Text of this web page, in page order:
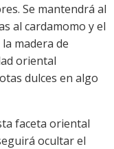
Se mantendrá al
al cardamomo y el
madera de
oriental
dulces en algo
faceta oriental
ocultar el